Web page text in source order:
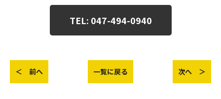
TEL: 047-494-0940
＜ 前へ 一覧に戻る 次へ ＞